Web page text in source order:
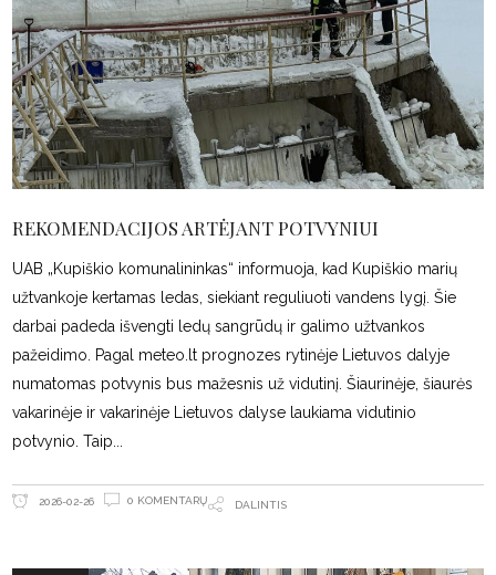
REKOMENDACIJOS ARTĖJANT POTVYNIUI
UAB „Kupiškio komunalininkas“ informuoja, kad Kupiškio marių
užtvankoje kertamas ledas, siekiant reguliuoti vandens lygį. Šie
darbai padeda išvengti ledų sangrūdų ir galimo užtvankos
pažeidimo. Pagal meteo.lt prognozes rytinėje Lietuvos dalyje
numatomas potvynis bus mažesnis už vidutinį. Šiaurinėje, šiaurės
vakarinėje ir vakarinėje Lietuvos dalyse laukiama vidutinio
potvynio. Taip
2026-02-26 0 KOMENTARŲ DALINTIS